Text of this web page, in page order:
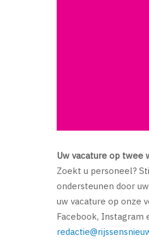
Uw vacature op twee
Zoekt u personeel?
ondersteunen door
uw vacature op onze
Facebook, Instagram